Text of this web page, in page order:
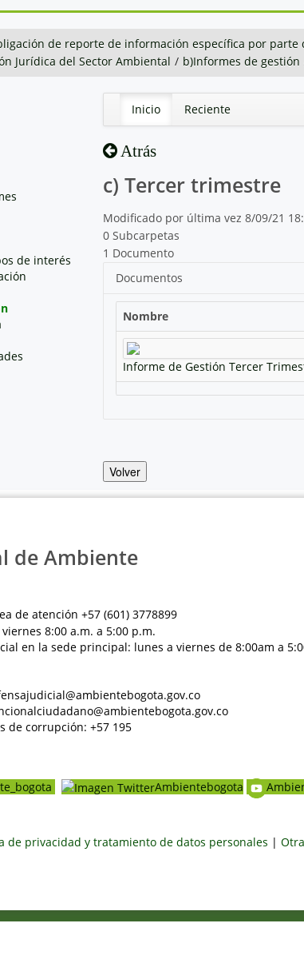
de reporte de información específica por parte
Jurídica del Sector Ambiental / b)Informes de gestión
de interés
Inicio Reciente
Atrás
c) Tercer trimestre
Modificado por última vez 8/09/21
0 Subcarpetas
1 Documento
Documentos
Nombre
Informe de Gestión Tercer
Volver
de Ambiente
de atención +57 (601) 3778899
8:00 a.m. a 5:00 p.m.
en la sede principal: lunes a viernes de 8:00am a
de corrupción: +57 195
Ambientebogota
de privacidad y tratamiento de datos personales |